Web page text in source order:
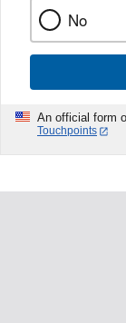
No
An official form
Touchpoints